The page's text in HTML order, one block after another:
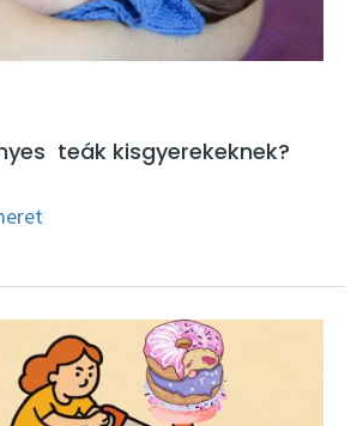
teák kisgyerekeknek?